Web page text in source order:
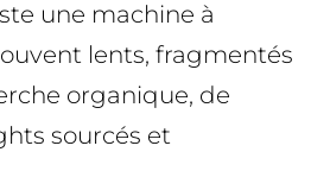
une machine à
lents, fragmentés
organique, de
sourcés et